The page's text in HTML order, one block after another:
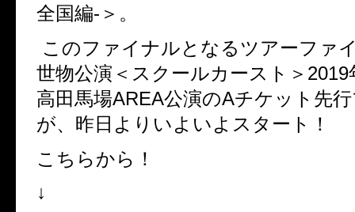
全国編-＞。
このファイナルとなるツアーファ
世物公演＜スクールカースト＞2019
高田馬場AREA公演のAチケット先
が、昨日よりいよいよスタート！
こちらから！
↓